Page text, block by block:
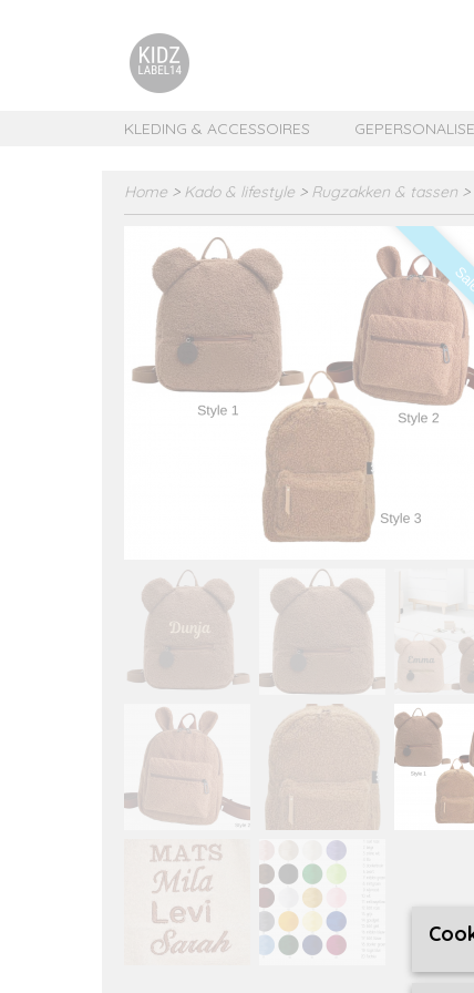
KLEDING & ACCESSOIRES
Home > Kado & lifestyle > Rugzakken & tassen >